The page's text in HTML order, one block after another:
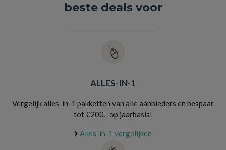
beste deals voor
ALLES-IN-1
Vergelijk alles-in-1 pakketten van alle aanbieders en bespaar
tot €200,- op jaarbasis!
Alles-in-1 vergelijken